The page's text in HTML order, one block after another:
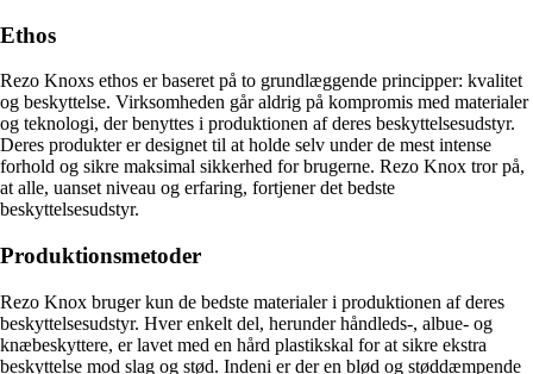
Ethos
Rezo Knoxs ethos er baseret på to grundlæggende principper: kvalitet
og beskyttelse. Virksomheden går aldrig på kompromis med materialer
og teknologi, der benyttes i produktionen af deres beskyttelsesudstyr.
Deres produkter er designet til at holde selv under de mest intense
forhold og sikre maksimal sikkerhed for brugerne. Rezo Knox tror på,
at alle, uanset niveau og erfaring, fortjener det bedste
beskyttelsesudstyr.
Produktionsmetoder
Rezo Knox bruger kun de bedste materialer i produktionen af deres
beskyttelsesudstyr. Hver enkelt del, herunder håndleds-, albue- og
knæbeskyttere, er lavet med en hård plastikskal for at sikre ekstra
beskyttelse mod slag og stød. Indeni er der en blød og støddæmpende